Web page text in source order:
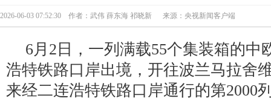
2026-06-03 07:52:30 作者：武伟 薛东海 祁晓新 来源：央视新闻客户端
6月2日，一列满载55个集装箱的中
浩特铁路口岸出境，开往波兰马拉舍
来经二连浩特铁路口岸通行的第2000